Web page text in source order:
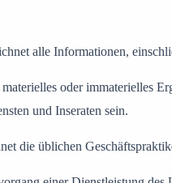
alle Informationen,
oder immaterielles
und Inseraten sein.
die üblichen